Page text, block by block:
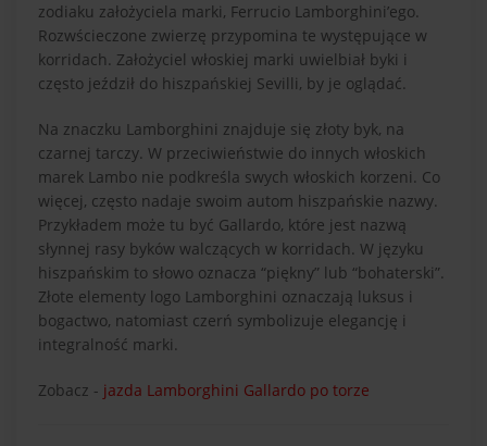
zodiaku założyciela marki, Ferrucio Lamborghini’ego.
Rozwścieczone zwierzę przypomina te występujące w
korridach. Założyciel włoskiej marki uwielbiał byki i
często jeździł do hiszpańskiej Sevilli, by je oglądać.
Na znaczku Lamborghini znajduje się złoty byk, na
czarnej tarczy. W przeciwieństwie do innych włoskich
marek Lambo nie podkreśla swych włoskich korzeni. Co
więcej, często nadaje swoim autom hiszpańskie nazwy.
Przykładem może tu być Gallardo, które jest nazwą
słynnej rasy byków walczących w korridach. W języku
hiszpańskim to słowo oznacza “piękny” lub “bohaterski”.
Złote elementy logo Lamborghini oznaczają luksus i
bogactwo, natomiast czerń symbolizuje elegancję i
integralność marki.
Zobacz - jazda Lamborghini Gallardo po torze